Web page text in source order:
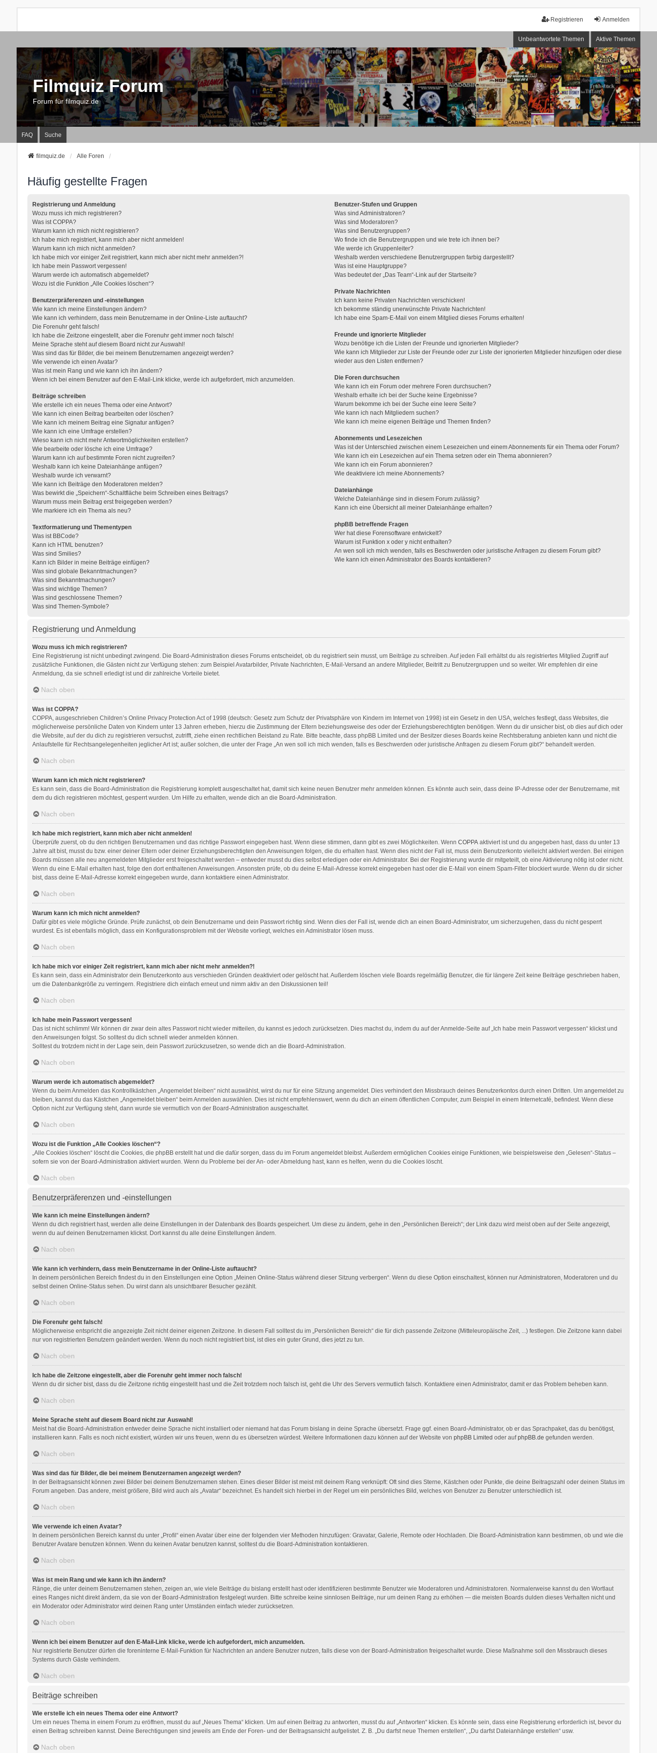
Anmelden
Registrieren
Unbeantwortete Themen Aktive Themen
Filmquiz Forum
Forum für filmquiz.de
FAQ Suche
filmquiz.de Alle Foren
Häufig gestellte Fragen
Registrierung und Anmeldung
Wozu muss ich mich registrieren?
Was ist COPPA?
Warum kann ich mich nicht registrieren?
Ich habe mich registriert, kann mich aber nicht anmelden!
Warum kann ich mich nicht anmelden?
Ich habe mich vor einiger Zeit registriert, kann mich aber nicht mehr anmelden?!
Ich habe mein Passwort vergessen!
Warum werde ich automatisch abgemeldet?
Wozu ist die Funktion „Alle Cookies löschen“?
Benutzerpräferenzen und -einstellungen
Wie kann ich meine Einstellungen ändern?
Wie kann ich verhindern, dass mein Benutzername in der Online-Liste auftaucht?
Die Forenuhr geht falsch!
Ich habe die Zeitzone eingestellt, aber die Forenuhr geht immer noch falsch!
Meine Sprache steht auf diesem Board nicht zur Auswahl!
Was sind das für Bilder, die bei meinem Benutzernamen angezeigt werden?
Wie verwende ich einen Avatar?
Was ist mein Rang und wie kann ich ihn ändern?
Wenn ich bei einem Benutzer auf den E-Mail-Link klicke, werde ich aufgefordert, mich anzumelden.
Beiträge schreiben
Wie erstelle ich ein neues Thema oder eine Antwort?
Wie kann ich einen Beitrag bearbeiten oder löschen?
Wie kann ich meinem Beitrag eine Signatur anfügen?
Wie kann ich eine Umfrage erstellen?
Wieso kann ich nicht mehr Antwortmöglichkeiten erstellen?
Wie bearbeite oder lösche ich eine Umfrage?
Warum kann ich auf bestimmte Foren nicht zugreifen?
Weshalb kann ich keine Dateianhänge anfügen?
Weshalb wurde ich verwarnt?
Wie kann ich Beiträge den Moderatoren melden?
Was bewirkt die „Speichern“-Schaltfläche beim Schreiben eines Beitrags?
Warum muss mein Beitrag erst freigegeben werden?
Wie markiere ich ein Thema als neu?
Textformatierung und Thementypen
Was ist BBCode?
Kann ich HTML benutzen?
Was sind Smilies?
Kann ich Bilder in meine Beiträge einfügen?
Was sind globale Bekanntmachungen?
Was sind Bekanntmachungen?
Was sind wichtige Themen?
Was sind geschlossene Themen?
Was sind Themen-Symbole?
Benutzer-Stufen und Gruppen
Was sind Administratoren?
Was sind Moderatoren?
Was sind Benutzergruppen?
Wo finde ich die Benutzergruppen und wie trete ich ihnen bei?
Wie werde ich Gruppenleiter?
Weshalb werden verschiedene Benutzergruppen farbig dargestellt?
Was ist eine Hauptgruppe?
Was bedeutet der „Das Team“-Link auf der Startseite?
Private Nachrichten
Ich kann keine Privaten Nachrichten verschicken!
Ich bekomme ständig unerwünschte Private Nachrichten!
Ich habe eine Spam-E-Mail von einem Mitglied dieses Forums erhalten!
Freunde und ignorierte Mitglieder
Wozu benötige ich die Listen der Freunde und ignorierten Mitglieder?
Wie kann ich Mitglieder zur Liste der Freunde oder zur Liste der ignorierten Mitglieder hinzufügen oder diese
wieder aus den Listen entfernen?
Die Foren durchsuchen
Wie kann ich ein Forum oder mehrere Foren durchsuchen?
Weshalb erhalte ich bei der Suche keine Ergebnisse?
Warum bekomme ich bei der Suche eine leere Seite?
Wie kann ich nach Mitgliedern suchen?
Wie kann ich meine eigenen Beiträge und Themen finden?
Abonnements und Lesezeichen
Was ist der Unterschied zwischen einem Lesezeichen und einem Abonnements für ein Thema oder Forum?
Wie kann ich ein Lesezeichen auf ein Thema setzen oder ein Thema abonnieren?
Wie kann ich ein Forum abonnieren?
Wie deaktiviere ich meine Abonnements?
Dateianhänge
Welche Dateianhänge sind in diesem Forum zulässig?
Kann ich eine Übersicht all meiner Dateianhänge erhalten?
phpBB betreffende Fragen
Wer hat diese Forensoftware entwickelt?
Warum ist Funktion x oder y nicht enthalten?
An wen soll ich mich wenden, falls es Beschwerden oder juristische Anfragen zu diesem Forum gibt?
Wie kann ich einen Administrator des Boards kontaktieren?
Registrierung und Anmeldung
Wozu muss ich mich registrieren?
Eine Registrierung ist nicht unbedingt zwingend. Die Board-Administration dieses Forums entscheidet, ob du registriert sein musst, um Beiträge zu schreiben. Auf jeden Fall erhältst du als registriertes Mitglied Zugriff auf
zusätzliche Funktionen, die Gästen nicht zur Verfügung stehen: zum Beispiel Avatarbilder, Private Nachrichten, E-Mail-Versand an andere Mitglieder, Beitritt zu Benutzergruppen und so weiter. Wir empfehlen dir eine
Anmeldung, da sie schnell erledigt ist und dir zahlreiche Vorteile bietet.
Nach oben
Was ist COPPA?
COPPA, ausgeschrieben Children’s Online Privacy Protection Act of 1998 (deutsch: Gesetz zum Schutz der Privatsphäre von Kindern im Internet von 1998) ist ein Gesetz in den USA, welches festlegt, dass Websites, die
möglicherweise persönliche Daten von Kindern unter 13 Jahren erheben, hierzu die Zustimmung der Eltern beziehungsweise des oder der Erziehungsberechtigten benötigen. Wenn du dir unsicher bist, ob dies auf dich oder
die Website, auf der du dich zu registrieren versuchst, zutrifft, ziehe einen rechtlichen Beistand zu Rate. Bitte beachte, dass phpBB Limited und der Besitzer dieses Boards keine Rechtsberatung anbieten kann und nicht die
Anlaufstelle für Rechtsangelegenheiten jeglicher Art ist; außer solchen, die unter der Frage „An wen soll ich mich wenden, falls es Beschwerden oder juristische Anfragen zu diesem Forum gibt?“ behandelt werden.
Nach oben
Warum kann ich mich nicht registrieren?
Es kann sein, dass die Board-Administration die Registrierung komplett ausgeschaltet hat, damit sich keine neuen Benutzer mehr anmelden können. Es könnte auch sein, dass deine IP-Adresse oder der Benutzername, mit
dem du dich registrieren möchtest, gesperrt wurden. Um Hilfe zu erhalten, wende dich an die Board-Administration.
Nach oben
Ich habe mich registriert, kann mich aber nicht anmelden!
Überprüfe zuerst, ob du den richtigen Benutzernamen und das richtige Passwort eingegeben hast. Wenn diese stimmen, dann gibt es zwei Möglichkeiten. Wenn COPPAaktiviert ist und du angegeben hast, dass du unter 13
Jahre alt bist, musst du bzw. einer deiner Eltern oder deiner Erziehungsberechtigten den Anweisungen folgen, die du erhalten hast. Wenn dies nicht der Fall ist, muss dein Benutzerkonto vielleicht aktiviert werden. Bei einigen
Boards müssen alle neu angemeldeten Mitglieder erst freigeschaltet werden – entweder musst du dies selbst erledigen oder ein Administrator. Bei der Registrierung wurde dir mitgeteilt, ob eine Aktivierung nötig ist oder nicht.
Wenn du eine E-Mail erhalten hast, folge den dort enthaltenen Anweisungen. Ansonsten prüfe, ob du deine E-Mail-Adresse korrekt eingegeben hast oder die E-Mail von einem Spam-Filter blockiert wurde. Wenn du dir sicher
bist, dass deine E-Mail-Adresse korrekt eingegeben wurde, dann kontaktiere einen Administrator.
Nach oben
Warum kann ich mich nicht anmelden?
Dafür gibt es viele mögliche Gründe. Prüfe zunächst, ob dein Benutzername und dein Passwort richtig sind. Wenn dies der Fall ist, wende dich an einen Board-Administrator, um sicherzugehen, dass du nicht gesperrt
wurdest. Es ist ebenfalls möglich, dass ein Konfigurationsproblem mit der Website vorliegt, welches ein Administrator lösen muss.
Nach oben
Ich habe mich vor einiger Zeit registriert, kann mich aber nicht mehr anmelden?!
Es kann sein, dass ein Administrator dein Benutzerkonto aus verschieden Gründen deaktiviert oder gelöscht hat. Außerdem löschen viele Boards regelmäßig Benutzer, die für längere Zeit keine Beiträge geschrieben haben,
um die Datenbankgröße zu verringern. Registriere dich einfach erneut und nimm aktiv an den Diskussionen teil!
Nach oben
Ich habe mein Passwort vergessen!
Das ist nicht schlimm! Wir können dir zwar dein altes Passwort nicht wieder mitteilen, du kannst es jedoch zurücksetzen. Dies machst du, indem du auf der Anmelde-Seite auf „Ich habe mein Passwort vergessen“ klickst und
den Anweisungen folgst. So solltest du dich schnell wieder anmelden können.
Solltest du trotzdem nicht in der Lage sein, dein Passwort zurückzusetzen, so wende dich an die Board-Administration.
Nach oben
Warum werde ich automatisch abgemeldet?
Wenn du beim Anmelden das Kontrollkästchen „Angemeldet bleiben“ nicht auswählst, wirst du nur für eine Sitzung angemeldet. Dies verhindert den Missbrauch deines Benutzerkontos durch einen Dritten. Um angemeldet zu
bleiben, kannst du das Kästchen „Angemeldet bleiben“ beim Anmelden auswählen. Dies ist nicht empfehlenswert, wenn du dich an einem öffentlichen Computer, zum Beispiel in einem Internetcafé, befindest. Wenn diese
Option nicht zur Verfügung steht, dann wurde sie vermutlich von der Board-Administration ausgeschaltet.
Nach oben
Wozu ist die Funktion „Alle Cookies löschen“?
„Alle Cookies löschen“ löscht die Cookies, die phpBB erstellt hat und die dafür sorgen, dass du im Forum angemeldet bleibst. Außerdem ermöglichen Cookies einige Funktionen, wie beispielsweise den „Gelesen“-Status –
sofern sie von der Board-Administration aktiviert wurden. Wenn du Probleme bei der An- oder Abmeldung hast, kann es helfen, wenn du die Cookies löscht.
Nach oben
Benutzerpräferenzen und -einstellungen
Wie kann ich meine Einstellungen ändern?
Wenn du dich registriert hast, werden alle deine Einstellungen in der Datenbank des Boards gespeichert. Um diese zu ändern, gehe in den „Persönlichen Bereich“; der Link dazu wird meist oben auf der Seite angezeigt,
wenn du auf deinen Benutzernamen klickst. Dort kannst du alle deine Einstellungen ändern.
Nach oben
Wie kann ich verhindern, dass mein Benutzername in der Online-Liste auftaucht?
In deinem persönlichen Bereich findest du in den Einstellungen eine Option „Meinen Online-Status während dieser Sitzung verbergen“. Wenn du diese Option einschaltest, können nur Administratoren, Moderatoren und du
selbst deinen Online-Status sehen. Du wirst dann als unsichtbarer Besucher gezählt.
Nach oben
Die Forenuhr geht falsch!
Möglicherweise entspricht die angezeigte Zeit nicht deiner eigenen Zeitzone. In diesem Fall solltest du im „Persönlichen Bereich“ die für dich passende Zeitzone (Mitteleuropäische Zeit, ...) festlegen. Die Zeitzone kann dabei
nur von registrierten Benutzern geändert werden. Wenn du noch nicht registriert bist, ist dies ein guter Grund, dies jetzt zu tun.
Nach oben
Ich habe die Zeitzone eingestellt, aber die Forenuhr geht immer noch falsch!
Wenn du dir sicher bist, dass du die Zeitzone richtig eingestellt hast und die Zeit trotzdem noch falsch ist, geht die Uhr des Servers vermutlich falsch. Kontaktiere einen Administrator, damit er das Problem beheben kann.
Nach oben
Meine Sprache steht auf diesem Board nicht zur Auswahl!
Meist hat die Board-Administration entweder deine Sprache nicht installiert oder niemand hat das Forum bislang in deine Sprache übersetzt. Frage ggf. einen Board-Administrator, ob er das Sprachpaket, das du benötigst,
installieren kann. Falls es noch nicht existiert, würden wir uns freuen, wenn du es übersetzen würdest. Weitere Informationen dazu können auf der Website von phpBB Limited oder aufphpBB.de gefunden werden.
Nach oben
Was sind das für Bilder, die bei meinem Benutzernamen angezeigt werden?
In der Beitragsansicht können zwei Bilder bei deinem Benutzernamen stehen. Eines dieser Bilder ist meist mit deinem Rang verknüpft: Oft sind dies Sterne, Kästchen oder Punkte, die deine Beitragszahl oder deinen Status im
Forum angeben. Das andere, meist größere, Bild wird auch als „Avatar“ bezeichnet. Es handelt sich hierbei in der Regel um ein persönliches Bild, welches von Benutzer zu Benutzer unterschiedlich ist.
Nach oben
Wie verwende ich einen Avatar?
In deinem persönlichen Bereich kannst du unter „Profil“ einen Avatar über eine der folgenden vier Methoden hinzufügen: Gravatar, Galerie, Remote oder Hochladen. Die Board-Administration kann bestimmen, ob und wie die
Benutzer Avatare benutzen können. Wenn du keinen Avatar benutzen kannst, solltest du die Board-Administration kontaktieren.
Nach oben
Was ist mein Rang und wie kann ich ihn ändern?
Ränge, die unter deinem Benutzernamen stehen, zeigen an, wie viele Beiträge du bislang erstellt hast oder identifizieren bestimmte Benutzer wie Moderatoren und Administratoren. Normalerweise kannst du den Wortlaut
eines Ranges nicht direkt ändern, da sie von der Board-Administration festgelegt wurden. Bitte schreibe keine sinnlosen Beiträge, nur um deinen Rang zu erhöhen — die meisten Boards dulden dieses Verhalten nicht und
ein Moderator oder Administrator wird deinen Rang unter Umständen einfach wieder zurücksetzen.
Nach oben
Wenn ich bei einem Benutzer auf den E-Mail-Link klicke, werde ich aufgefordert, mich anzumelden.
Nur registrierte Benutzer dürfen die foreninterne E-Mail-Funktion für Nachrichten an andere Benutzer nutzen, falls diese von der Board-Administration freigeschaltet wurde. Diese Maßnahme soll den Missbrauch dieses
Systems durch Gäste verhindern.
Nach oben
Beiträge schreiben
Wie erstelle ich ein neues Thema oder eine Antwort?
Um ein neues Thema in einem Forum zu eröffnen, musst du auf „Neues Thema“ klicken. Um auf einen Beitrag zu antworten, musst du auf „Antworten“ klicken. Es könnte sein, dass eine Registrierung erforderlich ist, bevor du
einen Beitrag schreiben kannst. Deine Berechtigungen sind jeweils am Ende der Foren- und der Beitragsansicht aufgelistet. Z. B. „Du darfst neue Themen erstellen“, „Du darfst Dateianhänge erstellen“ usw.
Nach oben